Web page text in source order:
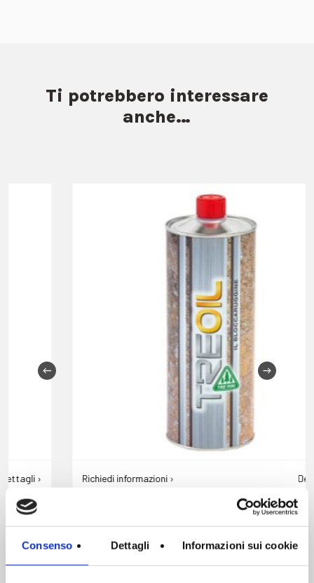
Consenso Dettagli Informazioni sui cookie
Ti potrebbero interessare
anche…
Richiedi informazioni ›
TREOIL – IL BLOCCARUGGINE
Complementare